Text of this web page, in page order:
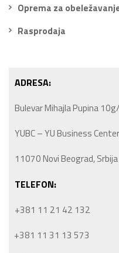
Oprema za
Rasprodaja
ADRESA:
Bulevar Mihajla Pupina
YUBC – YU Business Center
11070 Novi Beograd, Srbija
TELEFON:
+381 11 21 42 132
+381 11 31 13 573